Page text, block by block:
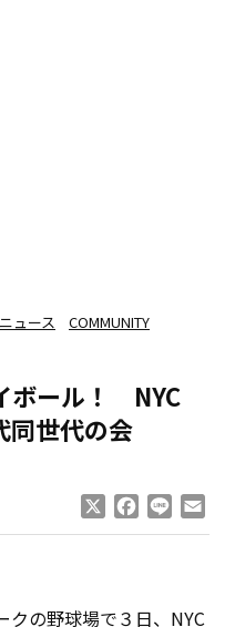
ュース COMMUNITY
ボール！ NYC
世代の会
Facebook
Line
の野球場で３日、NYC